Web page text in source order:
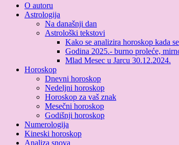
O autoru
Astrologija
Na današnji dan
Astrološki tekstovi
Kako se analizira horoskop kada
Godina 2025.- burno proleće,
Mlad Mesec u Jarcu 30.12.2024.
Horoskop
Dnevni horoskop
Nedeljni horoskop
Horoskop za vaš znak
Mesečni horoskop
Godišnji horoskop
Numerologija
Kineski horoskop
Analiza snova